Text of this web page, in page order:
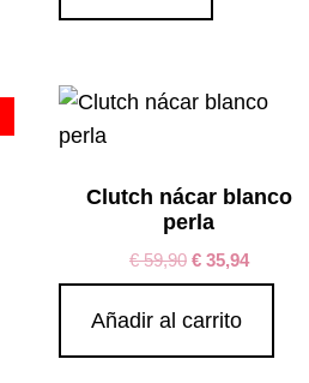
Clutch nácar blanco
perla
€59,90 €35,94
Añadir al carrito